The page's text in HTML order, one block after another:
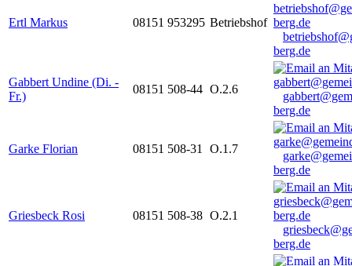
Ertl Markus 08151 953295 Betriebshof
berg.de
Gabbert Undine (Di. -
Fr.)
08151 508-44 O.2.6
berg.de
Garke Florian 08151 508-31 O.1.7
berg.de
Griesbeck Rosi 08151 508-38 O.2.1
berg.de